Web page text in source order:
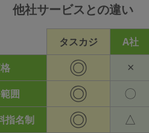
他社サービスとの違い
タスカジ A社
◎ ×
囲 ◎ 〇
指名制 ◎ △